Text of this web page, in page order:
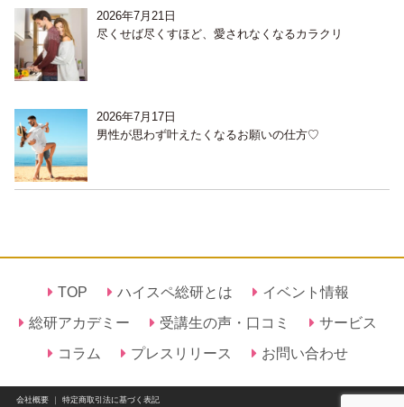
2026年7月21日
尽くせば尽くすほど、愛されなくなるカラクリ
2026年7月17日
男性が思わず叶えたくなるお願いの仕方♡
TOP ハイスペ総研とは
イベント情報
総研アカデミー
受講生の声・口コミ
サービス
コラム
プレスリリース お問い合わせ
会社概要｜ 特定商取引法に基づく表記